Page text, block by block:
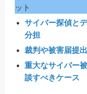
ット
サイバー探偵と
分担
裁判や被害届提
重大なサイバー
談すべきケース